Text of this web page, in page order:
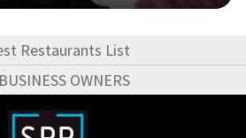
Restaurants List
OWNERS